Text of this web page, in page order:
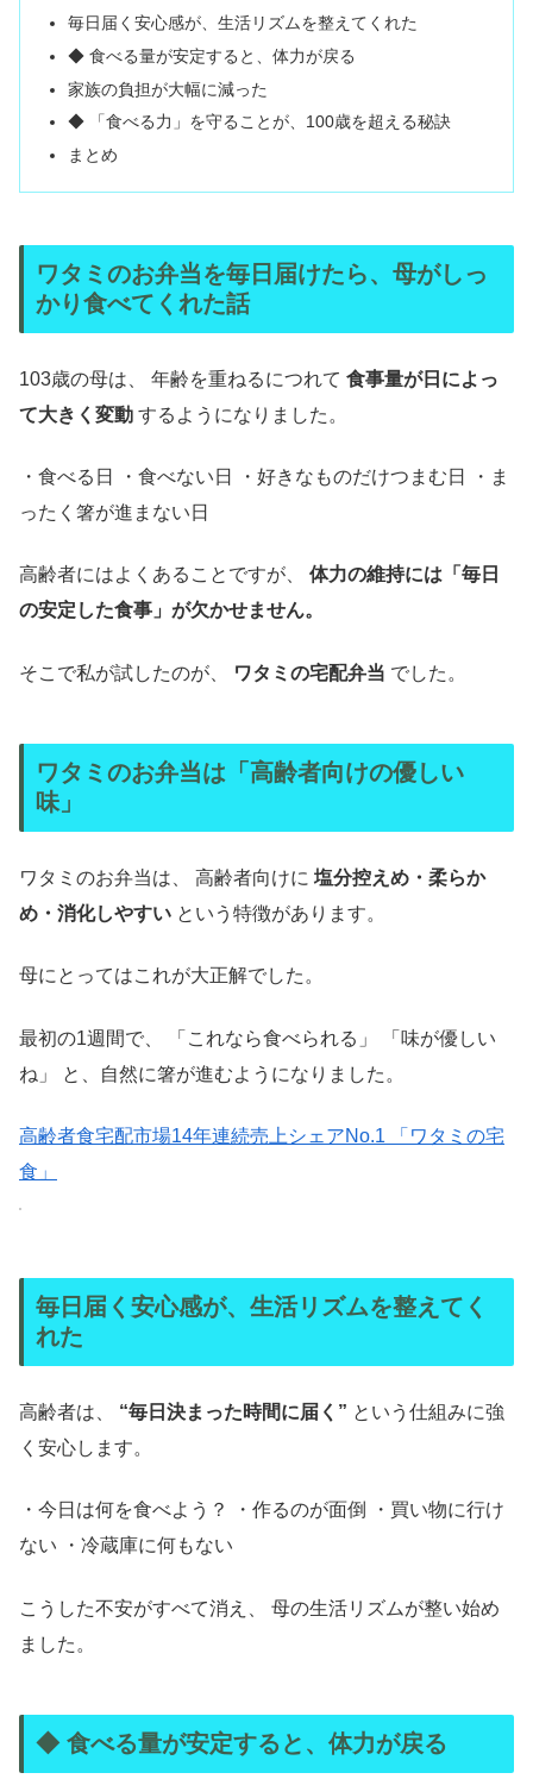
毎日届く安心感が、生活リズムを整えてくれた
◆ 食べる量が安定すると、体力が戻る
家族の負担が大幅に減った
◆ 「食べる力」を守ることが、100歳を超える秘訣
まとめ
ワタミのお弁当を毎日届けたら、母がしっ
かり食べてくれた話
103歳の母は、 年齢を重ねるにつれて 食事量が日によっ
て大きく変動 するようになりました。
・食べる日 ・食べない日 ・好きなものだけつまむ日 ・ま
ったく箸が進まない日
高齢者にはよくあることですが、 体力の維持には「毎日
の安定した食事」が欠かせません。
そこで私が試したのが、 ワタミの宅配弁当 でした。
ワタミのお弁当は「高齢者向けの優しい
味」
ワタミのお弁当は、 高齢者向けに 塩分控えめ・柔らか
め・消化しやすい という特徴があります。
母にとってはこれが大正解でした。
最初の1週間で、 「これなら食べられる」 「味が優しい
ね」 と、自然に箸が進むようになりました。
高齢者食宅配市場14年連続売上シェアNo.1 「ワタミの宅
食」
毎日届く安心感が、生活リズムを整えてく
れた
高齢者は、 “毎日決まった時間に届く” という仕組みに強
く安心します。
・今日は何を食べよう？ ・作るのが面倒 ・買い物に行け
ない ・冷蔵庫に何もない
こうした不安がすべて消え、 母の生活リズムが整い始め
ました。
◆ 食べる量が安定すると、体力が戻る